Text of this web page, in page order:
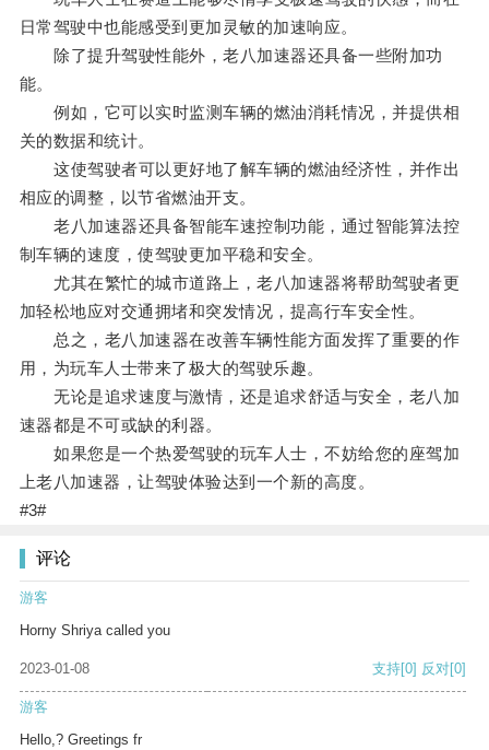
日常驾驶中也能感受到更加灵敏的加速响应。
除了提升驾驶性能外，老八加速器还具备一些附加功
能。
例如，它可以实时监测车辆的燃油消耗情况，并提供相
关的数据和统计。
这使驾驶者可以更好地了解车辆的燃油经济性，并作出
相应的调整，以节省燃油开支。
老八加速器还具备智能车速控制功能，通过智能算法控
制车辆的速度，使驾驶更加平稳和安全。
尤其在繁忙的城市道路上，老八加速器将帮助驾驶者更
加轻松地应对交通拥堵和突发情况，提高行车安全性。
总之，老八加速器在改善车辆性能方面发挥了重要的作
用，为玩车人士带来了极大的驾驶乐趣。
无论是追求速度与激情，还是追求舒适与安全，老八加
速器都是不可或缺的利器。
如果您是一个热爱驾驶的玩车人士，不妨给您的座驾加
上老八加速器，让驾驶体验达到一个新的高度。
#3#
评论
游客
Horny Shriya called you
2023-01-08 支持[0] 反对[0]
游客
Hello,? Greetings fr